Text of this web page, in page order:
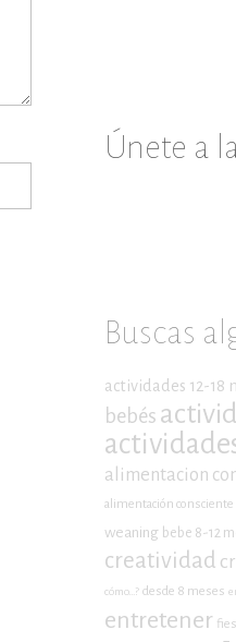
Únete a
Buscas
actividades 12-18
bebés
alimentacion
alimentación consciente
weaning bebe 8-12
creatividad
cómo...? desde 8 meses
entretener